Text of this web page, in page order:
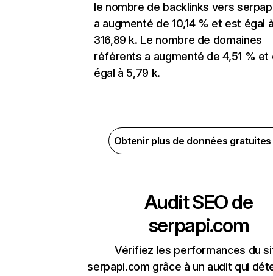
le nombre de backlinks vers
a augmenté de 10,14 % et est égal
316,89 k. Le nombre de domaines
référents a augmenté de 4,51 % et
égal à 5,79 k.
Obtenir plus de données
Audit SEO de
serpapi.com
Vérifiez les performances du
serpapi.com grâce à un audit qui